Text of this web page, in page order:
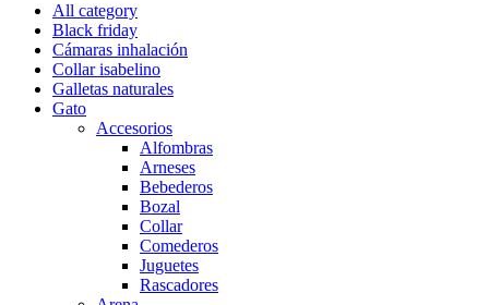
All category
Black friday
Cámaras inhalación
Collar isabelino
Galletas naturales
Gato
Accesorios
Alfombras
Arneses
Bebederos
Bozal
Collar
Comederos
Juguetes
Rascadores